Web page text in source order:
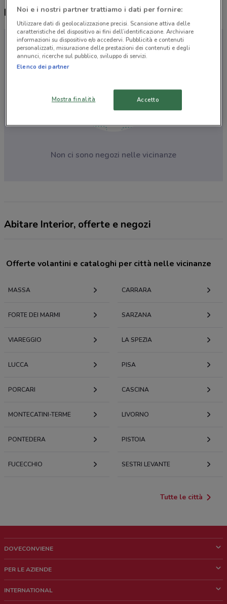
Negozi Abitare Interior a Massa
Non ci sono negozi nelle vicinanze
Abitare Interior, offerte e negozi
Offerte volantini e cataloghi per città nelle vicinanze
MASSA CARRARA
FORTE DEI MARMI SARZANA
VIAREGGIO LA SPEZIA
LUCCA PISA
PORCARI CASCINA
MONTECATINI-TERME LIVORNO
PONTEDERA PISTOIA
FUCECCHIO SESTRI LEVANTE
Tutte le città
DOVECONVIENE
Chi siamo
PER LE AZIENDE
Richieste commerciali e marketing
INTERNATIONAL
Noi e i nostri partner trattiamo i dati per fornire:
Utilizzare dati di geolocalizzazione precisi. Scansione attiva delle
caratteristiche del dispositivo ai fini dell’identificazione. Archiviare
informazioni su dispositivo e/o accedervi. Pubblicità e contenuti
personalizzati, misurazione delle prestazioni dei contenuti e degli
annunci, ricerche sul pubblico, sviluppo di servizi.
Elenco dei partner
Mostra finalità Accetto